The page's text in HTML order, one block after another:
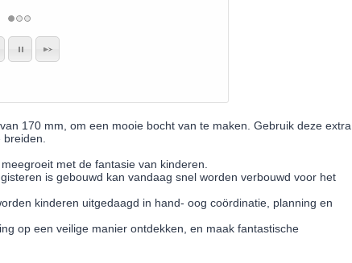
170 mm, om een mooie bocht van te maken. Gebruik deze extra
breiden.
met de fantasie van kinderen.
is gebouwd kan vandaag snel worden verbouwd voor het
kinderen uitgedaagd in hand- oog coördinatie, planning en
op een veilige manier ontdekken, en maak fantastische